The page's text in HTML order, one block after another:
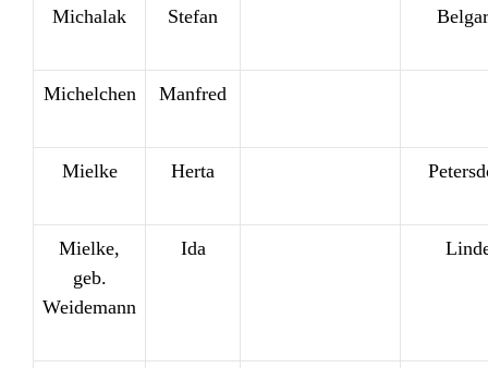
Michalak Stefan
Michelchen Manfred
Mielke Herta
Mielke,
geb.
Weidemann
Ida